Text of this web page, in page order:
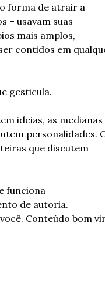
forma de atrair a
– usavam suas
mais amplos,
contidos em
gesticula.
ideias, as medianas
personalidades.
que discutem
funciona
de autoria.
Conteúdo bom